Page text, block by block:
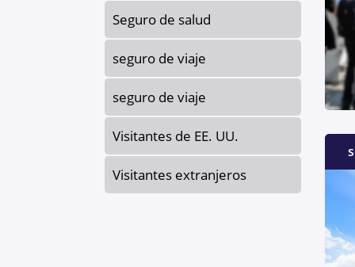
Seguro de salud
seguro de viaje
seguro de viaje
Visitantes de EE. UU.
Visitantes extranjeros